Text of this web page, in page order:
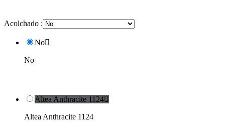
Acolchado :
No
No
Altea Anthracite 1124
Altea Anthracite 1124